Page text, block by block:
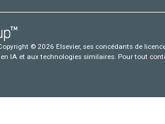
© 2026 Elsevier, ses concédants de
IA et aux technologies similaires. Pour tout